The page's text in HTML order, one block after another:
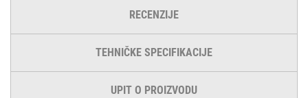
RECENZIJE
TEHNIČKE SPECIFIKACIJE
UPIT O PROIZVODU